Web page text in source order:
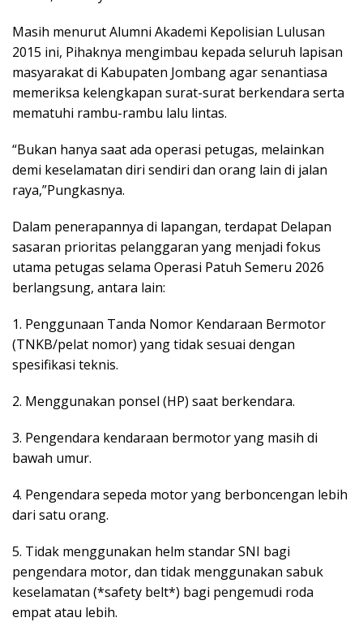
Masih menurut Alumni Akademi Kepolisian Lulusan
2015 ini, Pihaknya mengimbau kepada seluruh lapisan
masyarakat di Kabupaten Jombang agar senantiasa
memeriksa kelengkapan surat-surat berkendara serta
mematuhi rambu-rambu lalu lintas.
“Bukan hanya saat ada operasi petugas, melainkan
demi keselamatan diri sendiri dan orang lain di jalan
raya,”Pungkasnya.
Dalam penerapannya di lapangan, terdapat Delapan
sasaran prioritas pelanggaran yang menjadi fokus
utama petugas selama Operasi Patuh Semeru 2026
berlangsung, antara lain:
1. Penggunaan Tanda Nomor Kendaraan Bermotor
(TNKB/pelat nomor) yang tidak sesuai dengan
spesifikasi teknis.
2. Menggunakan ponsel (HP) saat berkendara.
3. Pengendara kendaraan bermotor yang masih di
bawah umur.
4. Pengendara sepeda motor yang berboncengan lebih
dari satu orang.
5. Tidak menggunakan helm standar SNI bagi
pengendara motor, dan tidak menggunakan sabuk
keselamatan (*safety belt*) bagi pengemudi roda
empat atau lebih.